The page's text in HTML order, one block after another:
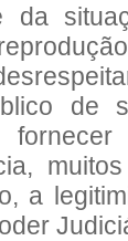
da
de
a